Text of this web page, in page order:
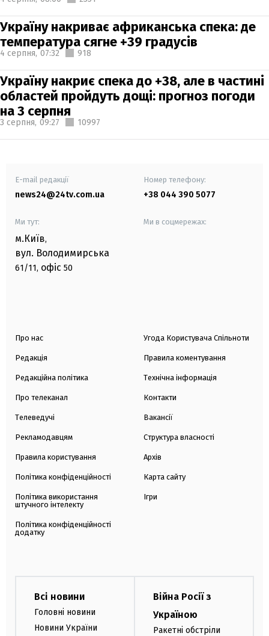
Україну накриває африканська спека: де
температура сягне +39 градусів
4 серпня, 07:32 918
Україну накриє спека до +38, але в частині
областей пройдуть дощі: прогноз погоди
на 3 серпня
3 серпня, 09:27 10997
E-mail редакції
news24@24tv.com.ua
Номер телефону:
+38 044 390 5077
Ми тут:
м.Київ,
вул. Володимирська
61/11, офіс 50
Ми в соцмережах:
Про нас
Редакція
Редакційна політика
Про телеканал
Телеведучі
Рекламодавцям
Правила користування
Політика конфіденційності
Політика використання
штучного інтелекту
Політика конфіденційності
додатку
Угода Користувача Спільноти
Правила коментування
Технічна інформація
Контакти
Вакансії
Структура власності
Архів
Карта сайту
Ігри
Всі новини
Головні новини
Новини України
Війна Росії з
Україною
Ракетні обстріли